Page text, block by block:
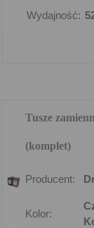
Wydajność:
Tusze
(komplet)
Producent:
Kolor: